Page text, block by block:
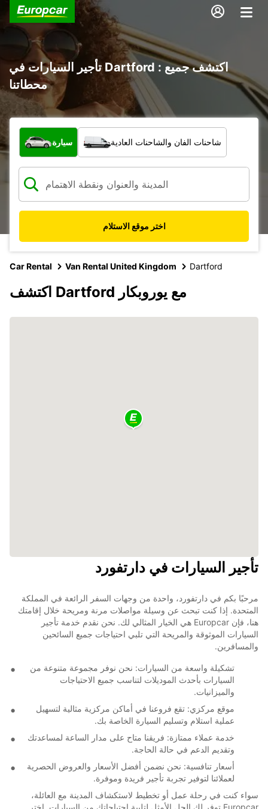
تأجير السيارات في Dartford : اكتشف جميع
محطاتنا
ما نوع المركبة؟
سيارة شاحنات الفان والشاحنات العادية
اختر موقع الاستلام
Car Rental Van Rental United Kingdom Dartford
اكتشف Dartford مع يوروبكار
تأجير السيارات في دارتفورد
مرحبًا بكم في دارتفورد، واحدة من وجهات السفر الرائعة في المملكة
المتحدة. إذا كنت تبحث عن وسيلة مواصلات مرنة ومريحة خلال إقامتك
هنا، فإن Europcar هي الخيار المثالي لك. نحن نقدم خدمة تأجير
السيارات الموثوقة والمريحة التي تلبي احتياجات جميع السائحين
والمسافرين.
تشكيلة واسعة من السيارات: نحن نوفر مجموعة متنوعة من
السيارات بأحدث الموديلات لتناسب جميع الاحتياجات
والميزانيات.
موقع مركزي: تقع فروعنا في أماكن مركزية مثالية لتسهيل
عملية استلام وتسليم السيارة الخاصة بك.
خدمة عملاء ممتازة: فريقنا متاح على مدار الساعة لمساعدتك
وتقديم الدعم في حالة الحاجة.
أسعار تنافسية: نحن نضمن أفضل الأسعار والعروض الحصرية
لعملائنا لتوفير تجربة تأجير فريدة وموفرة.
سواء كنت في رحلة عمل أو تخطيط لاستكشاف المدينة مع العائلة،
Europcar توفر لك الحل الأمثل لتلبية احتياجاتك من السيارات. اختر